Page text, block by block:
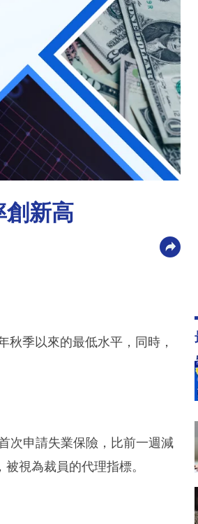
創新高
季以來的最低水平，同時，
次申請失業保險，比前一週減
視為裁員的代理指標。